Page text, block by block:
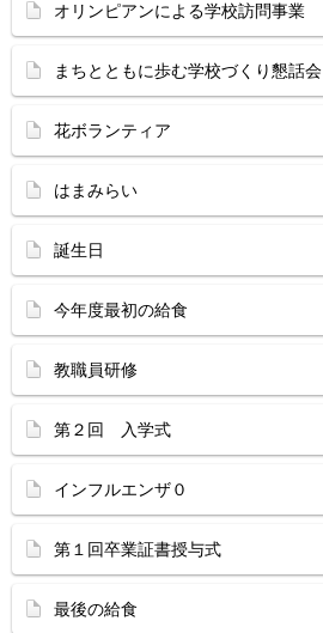
オリンピアンによる学校訪問事業
まちとともに歩む学校づくり懇話会
花ボランティア
はまみらい
誕生日
今年度最初の給食
教職員研修
第２回 入学式
インフルエンザ０
第１回卒業証書授与式
最後の給食